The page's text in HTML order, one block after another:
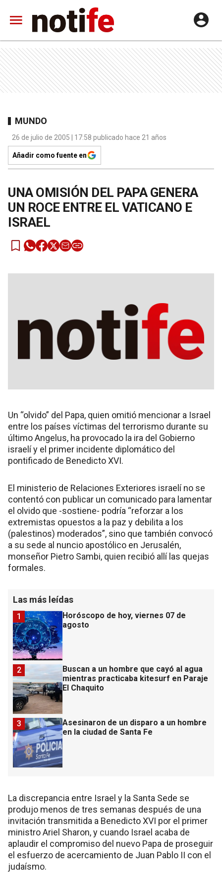
MUNDO
26 de julio de 2005 | 17:58 publicado hace 21 años
Añadir como fuente en
UNA OMISIÓN DEL PAPA GENERA
UN ROCE ENTRE EL VATICANO E
ISRAEL
Un “olvido” del Papa, quien omitió mencionar a Israel
entre los países víctimas del terrorismo durante su
último Angelus, ha provocado la ira del Gobierno
israelí y el primer incidente diplomático del
pontificado de Benedicto XVI.
El ministerio de Relaciones Exteriores israelí no se
contentó con publicar un comunicado para lamentar
el olvido que -sostiene- podría “reforzar a los
extremistas opuestos a la paz y debilita a los
(palestinos) moderados”, sino que también convocó
a su sede al nuncio apostólico en Jerusalén,
monseñor Pietro Sambi, quien recibió allí las quejas
formales.
Las más leídas
Horóscopo de hoy, viernes 07 de
agosto
1
Buscan a un hombre que cayó al agua
mientras practicaba kitesurf en Paraje
El Chaquito
2
Asesinaron de un disparo a un hombre
en la ciudad de Santa Fe
3
La discrepancia entre Israel y la Santa Sede se
produjo menos de tres semanas después de una
invitación transmitida a Benedicto XVI por el primer
ministro Ariel Sharon, y cuando Israel acaba de
aplaudir el compromiso del nuevo Papa de proseguir
el esfuerzo de acercamiento de Juan Pablo II con el
judaísmo.